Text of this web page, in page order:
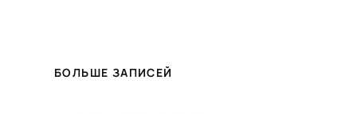
БОЛЬШЕ ЗАПИСЕЙ